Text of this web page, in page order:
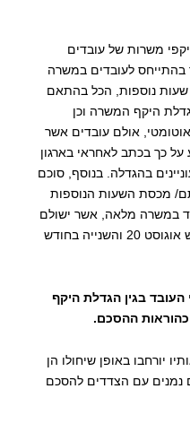
משרות של עובדים
לעובדים במשרה
שעות נוספות, הכל בהתאם
היקף המשרה וכן
אולם עובדים אשר
על כך בכתב לאחראי בארגון
בהגדלה. בנוסף, סוכם
מכסת השעות הנוספות
5,500 ₪, לעובד במשרה מלאה, אשר ישולם
בשתי פעימות שוות- האחת בחודש אוגוסט 20 והשנייה בחודש
העובד בגין הגדלת היקף
ההסכם.
יורחבו באופן שיחולו הן
נמנים עם הצדדים להסכם